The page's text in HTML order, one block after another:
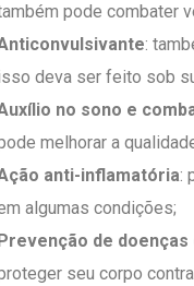
pode combater
:
deva ser feito sob
no sono e
melhorar a
anti-inflamatória:
algumas condições;
Prevenção de
seu corpo